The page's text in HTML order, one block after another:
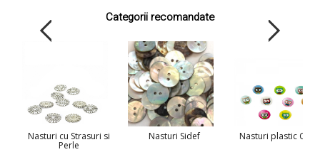
Categorii recomandate
Nasturi cu Strasuri si
Perle
Nasturi Sidef Nasturi plastic Copii